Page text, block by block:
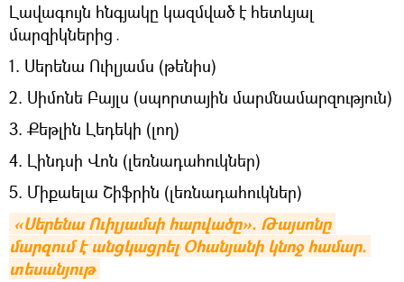
Լավագույն հնգյակը կազմված է հետևյալ
մարզիկներից․
1. Սերենա Ուիլյամս (թենիս)
2. Սիմոնե Բայլս (սպորտային մարմնամարզություն)
3. Քեթլին Լեդեկի (լող)
4. Լինդսի Վոն (լեռնադահուկներ)
5. Միքաելա Շիֆրին (լեռնադահուկներ)
«Սերենա Ուիլյամսի հարվածը». Թայսոնը
մարզում է անցկացրել Օհանյանի կնոջ համար.
տեսանյութ